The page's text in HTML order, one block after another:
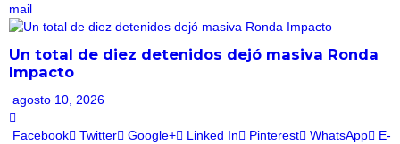
mail
Un total de diez detenidos dejó masiva Ronda
Impacto
agosto 10, 2026
Facebook Twitter Google+ Linked In Pinterest WhatsApp
E-